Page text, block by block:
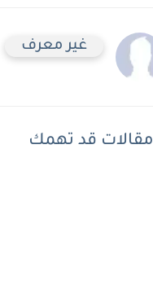
غير معرف
مقالات قد تهمك